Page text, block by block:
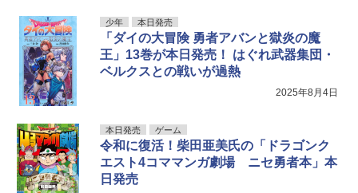
少年 本日発売
「ダイの大冒険 勇者アバンと獄炎の魔
王」13巻が本日発売！ はぐれ武器集団・
ベルクスとの戦いが過熱
2025年8月4日
本日発売 ゲーム
令和に復活！柴田亜美氏の「ドラゴンク
エスト4コママンガ劇場 ニセ勇者本」本
日発売